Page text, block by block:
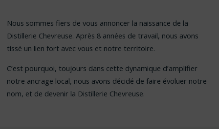
Nous sommes fiers de vous annoncer la naissance de la
Distillerie Chevreuse. Après 8 années de travail, nous avons
tissé un lien fort avec vous et notre territoire.
C’est pourquoi, toujours dans cette dynamique d’amplifier
notre ancrage local, nous avons décidé de faire évoluer notre
nom, et de devenir la Distillerie Chevreuse.